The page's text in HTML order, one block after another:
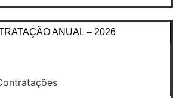
ANUAL – 2026